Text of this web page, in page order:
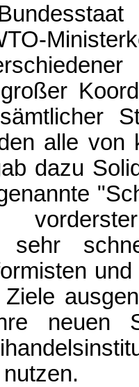
alle von
dazu
sehr
neuen